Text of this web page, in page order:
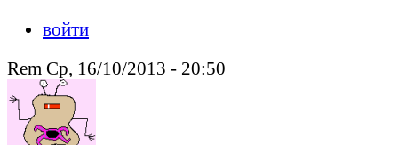
войти
Rem Ср, 16/10/2013 - 20:50